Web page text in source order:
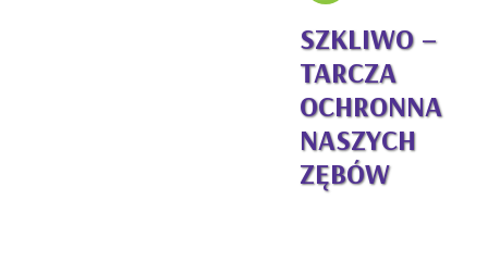
SZKLIWO –
TARCZA
OCHRONNA
NASZYCH
ZĘBÓW